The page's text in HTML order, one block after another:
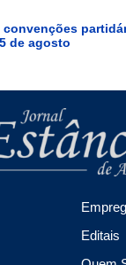
convenções
de agosto
Editais